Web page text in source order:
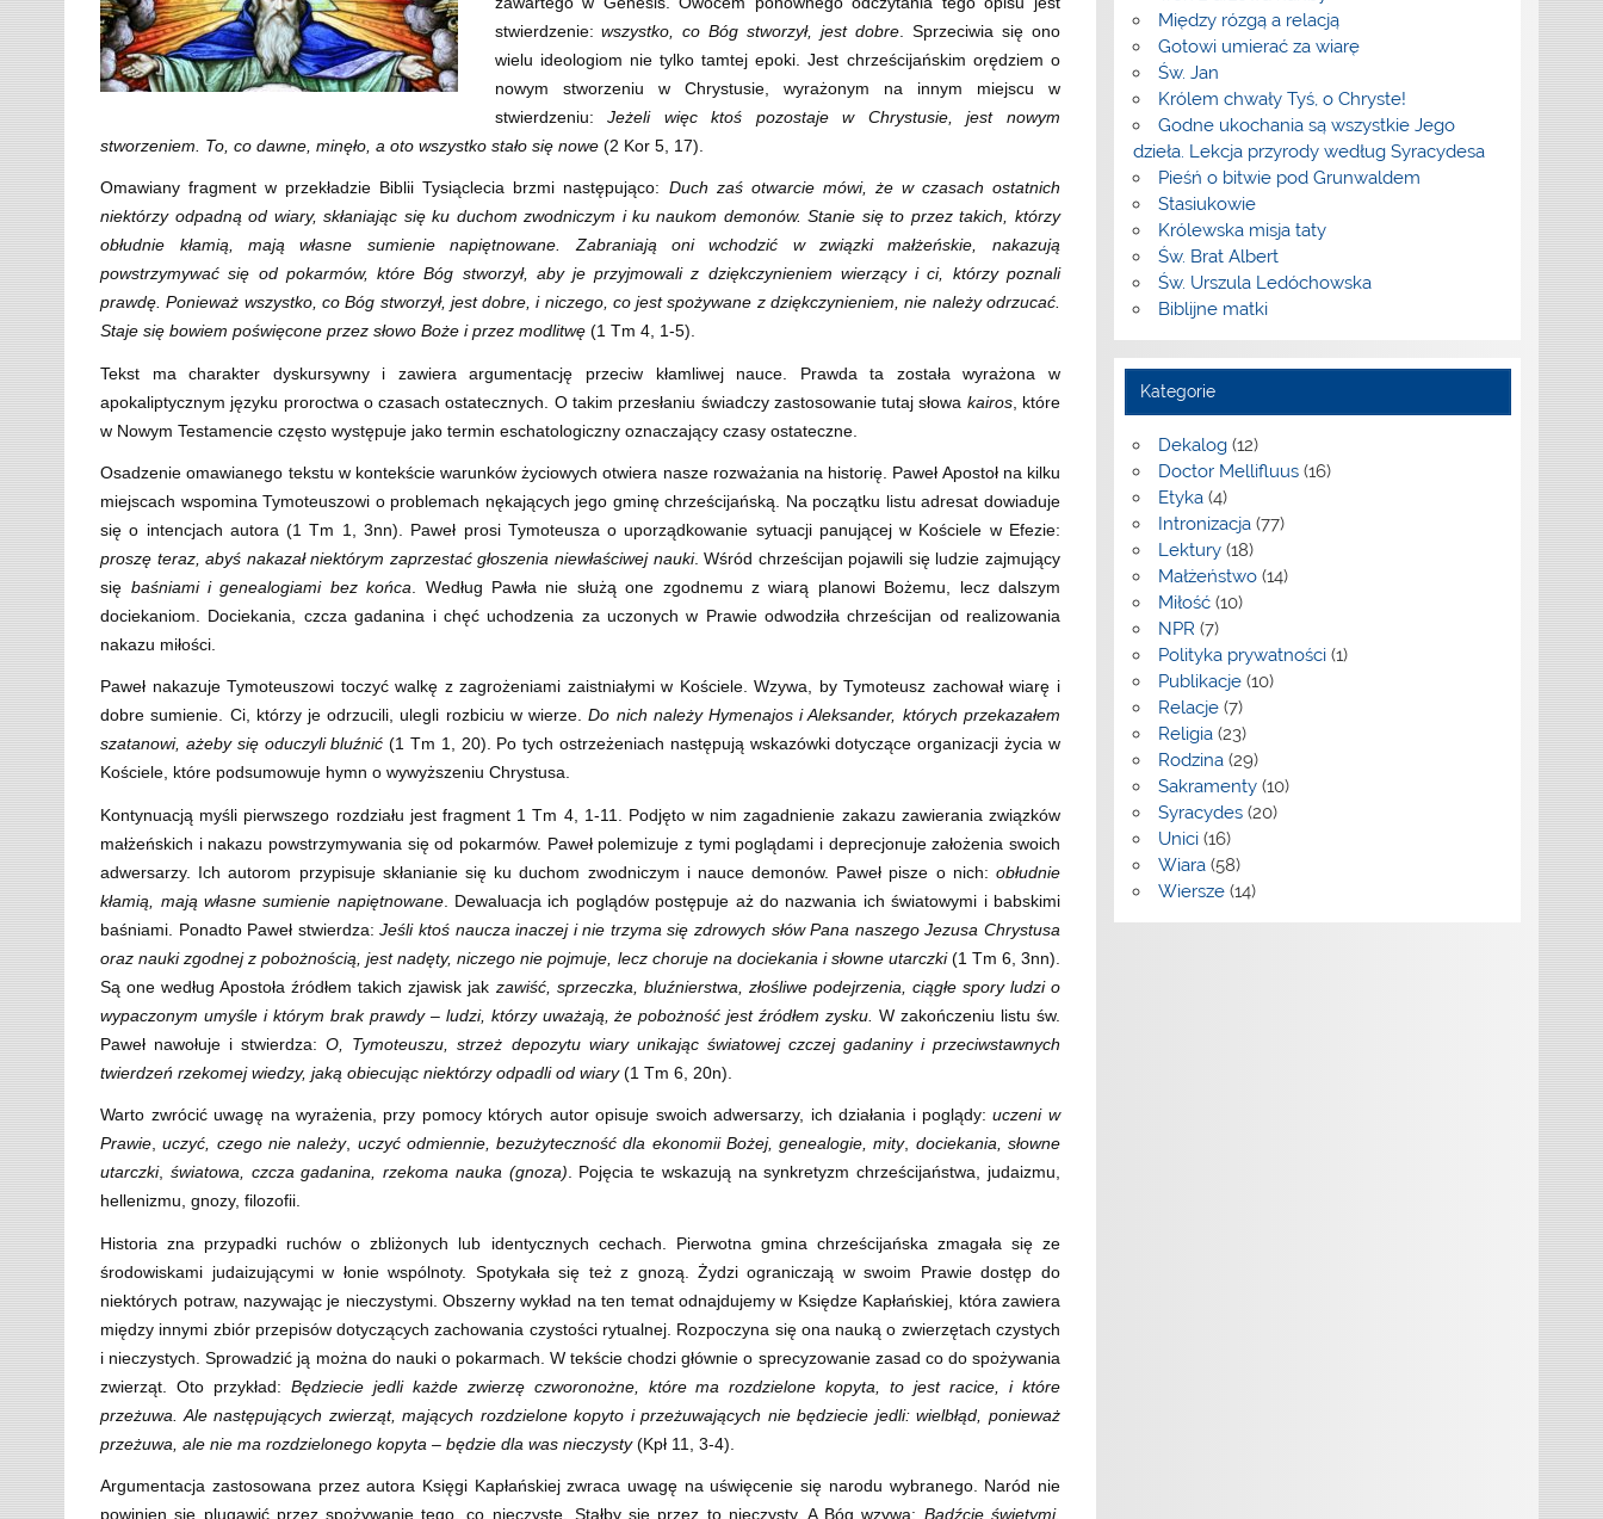
stwierdzenie:wszystko, co Bóg stworzył, jest dobre . Sprzeciwia się ono
wielu ideologiom nie tylko tamtej epoki. Jest chrześcijańskim orędziem o
nowym stworzeniu w Chrystusie, wyrażonym na innym miejscu w
stwierdzeniu:Jeżeli więc ktoś pozostaje w Chrystusie, jest nowym
stworzeniem. To, co dawne, minęło, a oto wszystko stało się nowe (2 Kor 5, 17).
Omawiany fragment w przekładzie Biblii Tysiąclecia brzmi następująco: Duch zaś otwarcie mówi, że w czasach ostatnich
niektórzy odpadną od wiary, skłaniając się ku duchom zwodniczym i ku naukom demonów.Stanie się to przez takich, którzy
obłudnie kłamią, mają własne sumienie napiętnowane. Zabraniają oni wchodzić w związki małżeńskie, nakazują
powstrzymywać się od pokarmów, które Bóg stworzył, aby je przyjmowali z dziękczynieniem wierzący i ci, którzy poznali
prawdę. Ponieważ wszystko, co Bóg stworzył, jest dobre, i niczego, co jest spożywane z dziękczynieniem, nie należy odrzucać.
Staje się bowiem poświęcone przez słowo Boże i przez modlitwę (1 Tm 4, 1-5).
Tekst ma charakter dyskursywny i zawiera argumentację przeciw kłamliwej nauce. Prawda ta została wyrażona w
apokaliptycznym języku proroctwa o czasach ostatecznych. O takim przesłaniu świadczy zastosowanie tutaj słowa kairos, które
w Nowym Testamencie często występuje jako termin eschatologiczny oznaczający czasy ostateczne.
Osadzenie omawianego tekstu w kontekście warunków życiowych otwiera nasze rozważania na historię. Paweł Apostoł na kilku
miejscach wspomina Tymoteuszowi o problemach nękających jego gminę chrześcijańską. Na początku listu adresat dowiaduje
się o intencjach autora (1 Tm 1, 3nn). Paweł prosi Tymoteusza o uporządkowanie sytuacji panującej w Kościele w Efezie:
proszę teraz, abyś nakazał niektórym zaprzestać głoszenia niewłaściwej nauki. Wśród chrześcijan pojawili się ludzie zajmujący
się baśniami i genealogiami bez końca . Według Pawła nie służą one zgodnemu z wiarą planowi Bożemu, lecz dalszym
dociekaniom. Dociekania, czcza gadanina i chęć uchodzenia za uczonych w Prawie odwodziła chrześcijan od realizowania
nakazu miłości.
Paweł nakazuje Tymoteuszowi toczyć walkę z zagrożeniami zaistniałymi w Kościele. Wzywa, by Tymoteusz zachował wiarę i
dobre sumienie. Ci, którzy je odrzucili, ulegli rozbiciu w wierze.Do nich należy Hymenajos i Aleksander, których przekazałem
szatanowi, ażeby się oduczyli bluźnić(1 Tm 1, 20). Po tych ostrzeżeniach następują wskazówki dotyczące organizacji życia w
Kościele, które podsumowuje hymn o wywyższeniu Chrystusa.
Kontynuacją myśli pierwszego rozdziału jest fragment 1 Tm 4, 1-11. Podjęto w nim zagadnienie zakazu zawierania związków
małżeńskich i nakazu powstrzymywania się od pokarmów. Paweł polemizuje z tymi poglądami i deprecjonuje założenia swoich
adwersarzy. Ich autorom przypisuje skłanianie się ku duchom zwodniczym i nauce demonów. Paweł pisze o nich: obłudnie
kłamią, mają własne sumienie napiętnowane. Dewaluacja ich poglądów postępuje aż do nazwania ich światowymi i babskimi
baśniami. Ponadto Paweł stwierdza:Jeśli ktoś naucza inaczej i nie trzyma się zdrowych słów Pana naszego Jezusa Chrystusa
oraz nauki zgodnej z pobożnością, jest nadęty, niczego nie pojmuje, lecz choruje na dociekania i słowne utarczki(1 Tm 6, 3nn).
Są one według Apostoła źródłem takich zjawisk jak zawiść, sprzeczka, bluźnierstwa, złośliwe podejrzenia, ciągłe spory ludzi o
wypaczonym umyśle i którym brak prawdy – ludzi, którzy uważają, że pobożność jest źródłem zysku.W zakończeniu listu św.
Paweł nawołuje i stwierdza:O, Tymoteuszu, strzeż depozytu wiary unikając światowej czczej gadaniny i przeciwstawnych
twierdzeń rzekomej wiedzy, jaką obiecując niektórzy odpadli od wiary(1 Tm 6, 20n).
Warto zwrócić uwagę na wyrażenia, przy pomocy których autor opisuje swoich adwersarzy, ich działania i poglądy:uczeni w
Prawie ,uczyć, czego nie należy, uczyć odmiennie, bezużyteczność dla ekonomii Bożej, genealogie, mity, dociekania, słowne
utarczki, światowa, czcza gadanina, rzekoma nauka (gnoza) . Pojęcia te wskazują na synkretyzm chrześcijaństwa, judaizmu,
hellenizmu, gnozy, filozofii.
Historia zna przypadki ruchów o zbliżonych lub identycznych cechach. Pierwotna gmina chrześcijańska zmagała się ze
środowiskami judaizującymi w łonie wspólnoty. Spotykała się też z gnozą. Żydzi ograniczają w swoim Prawie dostęp do
niektórych potraw, nazywając je nieczystymi. Obszerny wykład na ten temat odnajdujemy w Księdze Kapłańskiej, która zawiera
między innymi zbiór przepisów dotyczących zachowania czystości rytualnej. Rozpoczyna się ona nauką o zwierzętach czystych
i nieczystych. Sprowadzić ją można do nauki o pokarmach. W tekście chodzi głównie o sprecyzowanie zasad co do spożywania
zwierząt. Oto przykład: Będziecie jedli każde zwierzę czworonożne, które ma rozdzielone kopyta, to jest racice, i które
przeżuwa. Alenastępujących zwierząt, mających rozdzielone kopyto i przeżuwających nie będziecie jedli: wielbłąd, ponieważ
przeżuwa, ale nie ma rozdzielonego kopyta – będzie dla was nieczysty(Kpł 11, 3-4).
Argumentacja zastosowana przez autora Księgi Kapłańskiej zwraca uwagę na uświęcenie się narodu wybranego. Naród nie
powinien się plugawić przez spożywanie tego, co nieczyste. Stałby się przez to nieczysty. A Bóg wzywa: Bądźcie świętymi,
Między rózgą a relacją
Gotowi umierać za wiarę
Św. Jan
Królem chwały Tyś, o Chryste!
Godne ukochania są wszystkie Jego
dzieła. Lekcja przyrody według Syracydesa
Pieśń o bitwie pod Grunwaldem
Stasiukowie
Królewska misja taty
Św. Brat Albert
Św. Urszula Ledóchowska
Biblijne matki
Kategorie
Dekalog(12)
Doctor Mellifluus(16)
Etyka(4)
Intronizacja(77)
Lektury(18)
Małżeństwo(14)
Miłość(10)
NPR (7)
Polityka prywatności(1)
Publikacje(10)
Relacje(7)
Religia(23)
Rodzina(29)
Sakramenty(10)
Syracydes(20)
Unici(16)
Wiara(58)
Wiersze(14)